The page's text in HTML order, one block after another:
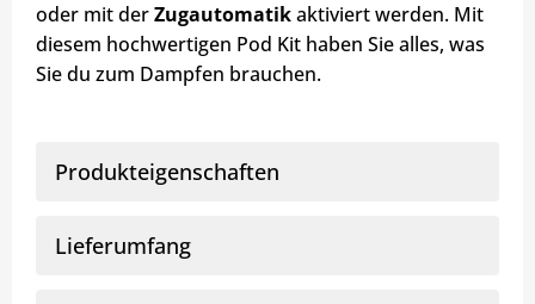
oder mit derZugautomatikaktiviert werden. Mit
diesem hochwertigen Pod Kit haben Sie alles, was
Sie du zum Dampfen brauchen.
Produkteigenschaften
Lieferumfang